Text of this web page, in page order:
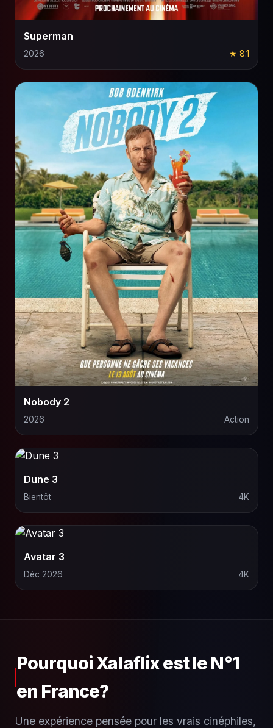
Superman
2026 ★ 8.1
Nobody 2
2026 Action
Dune 3
Bientôt 4K
Avatar 3
Déc 2026 4K
Pourquoi Xalaflix est le N°1
en France?
Une expérience pensée pour les vrais cinéphiles,